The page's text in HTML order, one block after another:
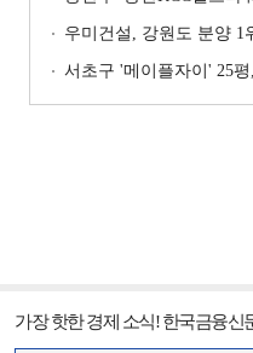
우미건설, 강원도 분양 1위…제주는
서초구 '메이플자이' 25평, 13.2
가장 핫한 경제 소식! 한국금융신